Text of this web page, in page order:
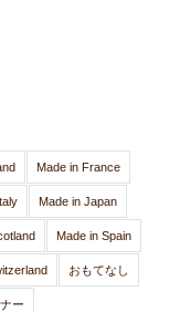
Made in France
Made in Japan
Made in Spain
おもてなし
ー